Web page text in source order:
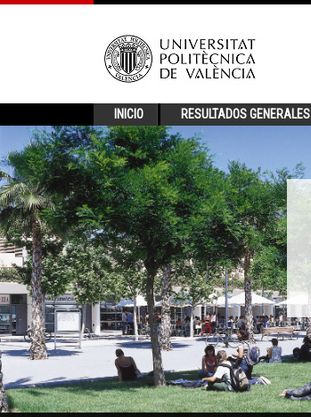
INICIO RESULTADOS GENERALES